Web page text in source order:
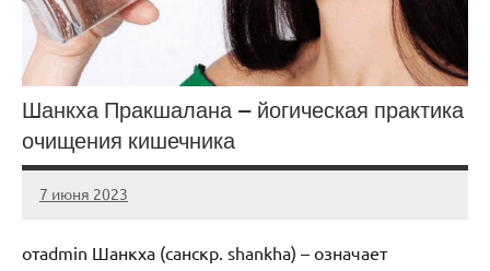
Шанкха Пракшалана — йогическая практика
очищения кишечника
7 июня 2023
scuralets_ru
Нет
отadmin Шанкха (санскр. shankha) – означает